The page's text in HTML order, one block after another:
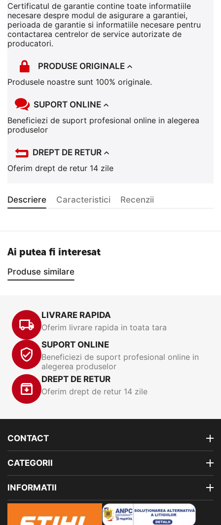
Certificatul de garantie contine toate informatiile
necesare despre modul de asigurare a garantiei,
perioada de garantie si informatiile necesare pentru
contactarea centrelor de service autorizate de
producatori.
PRODUSE ORIGINALE
Produsele noastre sunt 100% originale.
SUPORT ONLINE
Beneficiezi de suport profesional online in alegerea
produselor
DREPT DE RETUR
Oferim drept de retur 14 zile
Descriere Caracteristici Recenzii
Ai putea fi interesat
Produse similare
LIVRARE RAPIDA
Oferim livrare rapida in toata tara
SUPORT ONLINE
Beneficiezi de suport profesional online in
alegerea produselor
DREPT DE RETUR
Oferim drept de retur 14 zile
CONTACT
CATEGORII
INFORMATII